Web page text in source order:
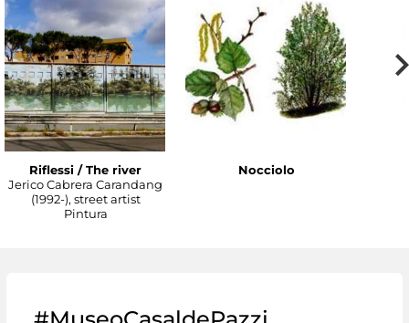
Riflessi / The river
Jerico Cabrera Carandang
(1992-), street artist
Pintura
Nocciolo